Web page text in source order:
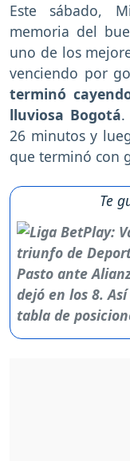
Este sábado,
memoria del
uno de los
venciendo por
terminó
lluviosa Bogotá.
26 minutos y
que terminó con
Te